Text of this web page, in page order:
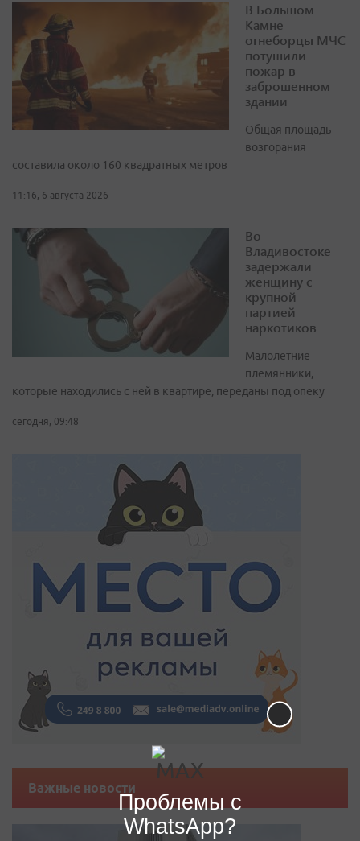
В Большом
Камне
огнеборцы МЧС
потушили
пожар в
заброшенном
здании
Общая площадь
возгорания
составила около 160 квадратных метров
11:16, 6 августа 2026
Во
Владивостоке
задержали
женщину с
крупной
партией
наркотиков
Малолетние
племянники,
которые находились с ней в квартире, переданы под опеку
сегодня, 09:48
Важные новости
Проблемы с
WhatsApp?